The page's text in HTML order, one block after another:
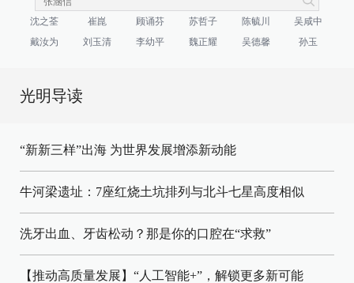
沈之荃 崔崑 顾诵芬 苏哲子 陈毓川
吴咸中
戴汝为
刘玉清 李幼平 魏正耀 吴德馨 孙玉
光明导读
“新新三样”出海 为世界发展增添新动能
牛河梁遗址：7座红烧土坑排列与北斗七星高度相似
洗牙出血、牙齿松动？那是你的口腔在“求救”
【推动高质量发展】“人工智能+”，解锁更多新可能